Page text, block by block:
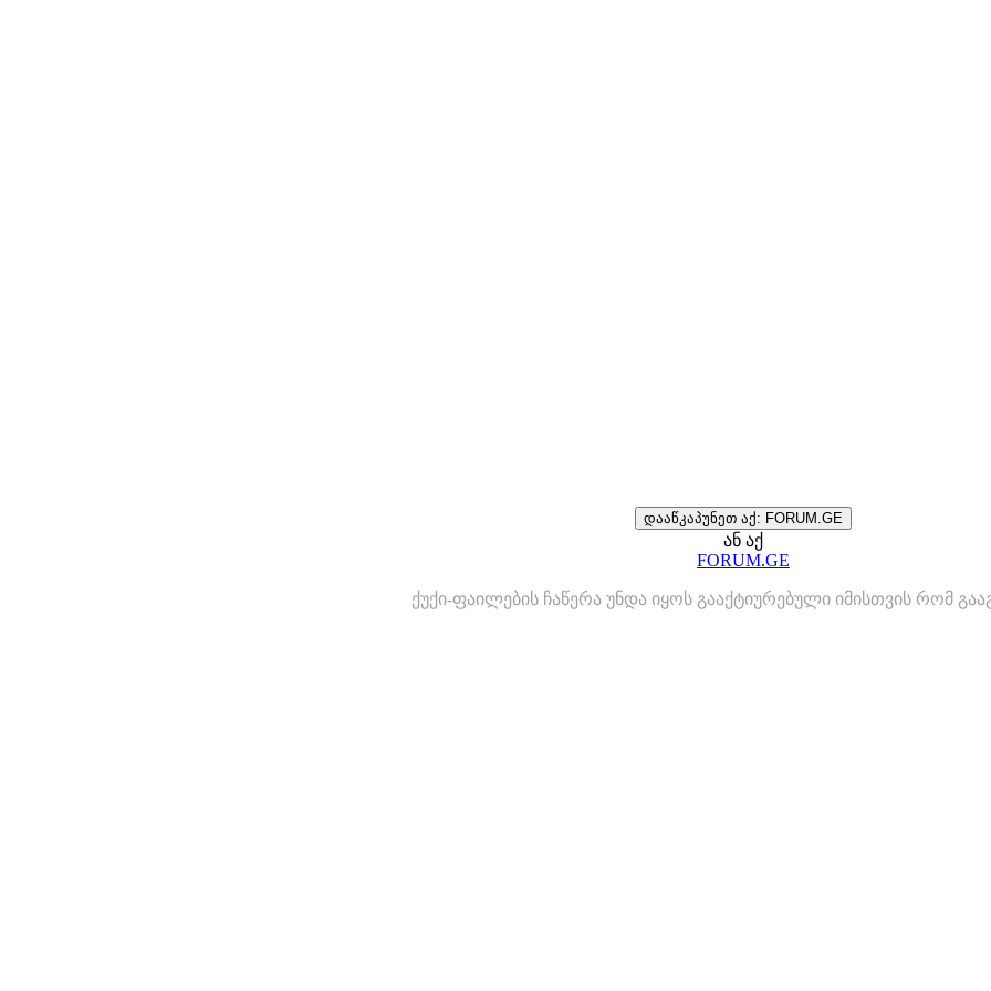
დააწკაპუნეთ აქ: FORUM.GE
ან აქ
FORUM.GE
ქუქი-ფაილების ჩაწერა უნდა იყოს გააქტიურებული იმისთვის რომ